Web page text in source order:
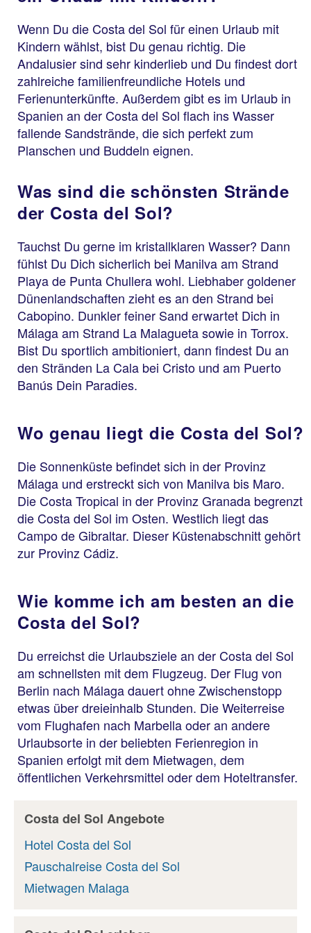
Wenn Du die Costa del Sol für einen Urlaub mit
Kindern wählst, bist Du genau richtig. Die
Andalusier sind sehr kinderlieb und Du findest dort
zahlreiche familienfreundliche Hotels und
Ferienunterkünfte. Außerdem gibt es im Urlaub in
Spanien an der Costa del Sol flach ins Wasser
fallende Sandstrände, die sich perfekt zum
Planschen und Buddeln eignen.
Was sind die schönsten Strände
der Costa del Sol?
Tauchst Du gerne im kristallklaren Wasser? Dann
fühlst Du Dich sicherlich bei Manilva am Strand
Playa de Punta Chullera wohl. Liebhaber goldener
Dünenlandschaften zieht es an den Strand bei
Cabopino. Dunkler feiner Sand erwartet Dich in
Málaga am Strand La Malagueta sowie in Torrox.
Bist Du sportlich ambitioniert, dann findest Du an
den Stränden La Cala bei Cristo und am Puerto
Banús Dein Paradies.
Wo genau liegt die Costa del Sol?
Die Sonnenküste befindet sich in der Provinz
Málaga und erstreckt sich von Manilva bis Maro.
Die Costa Tropical in der Provinz Granada begrenzt
die Costa del Sol im Osten. Westlich liegt das
Campo de Gibraltar. Dieser Küstenabschnitt gehört
zur Provinz Cádiz.
Wie komme ich am besten an die
Costa del Sol?
Du erreichst die Urlaubsziele an der Costa del Sol
am schnellsten mit dem Flugzeug. Der Flug von
Berlin nach Málaga dauert ohne Zwischenstopp
etwas über dreieinhalb Stunden. Die Weiterreise
vom Flughafen nach Marbella oder an andere
Urlaubsorte in der beliebten Ferienregion in
Spanien erfolgt mit dem Mietwagen, dem
öffentlichen Verkehrsmittel oder dem Hoteltransfer.
Costa del Sol Angebote
Hotel Costa del Sol
Pauschalreise Costa del Sol
Mietwagen Malaga